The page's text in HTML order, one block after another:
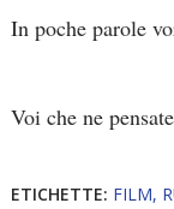
In poche parole
Voi che ne
ETICHETTE: FILM